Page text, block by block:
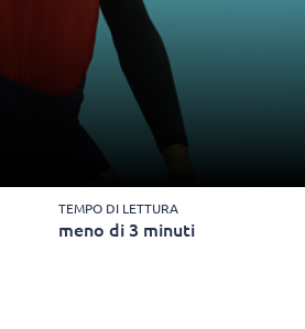
TEMPO DI LETTURA
meno di 3 minuti